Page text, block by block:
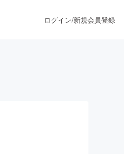
ログイン/新規会員登録